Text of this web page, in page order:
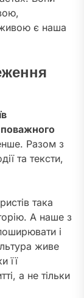
є наша
Разом з
та тексти,
така
А наше з
і
живе
її
а не тільки